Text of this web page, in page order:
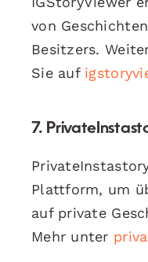
von
Besitzers.
Sie auf
7.
Plattform, um
auf private
Mehr unter